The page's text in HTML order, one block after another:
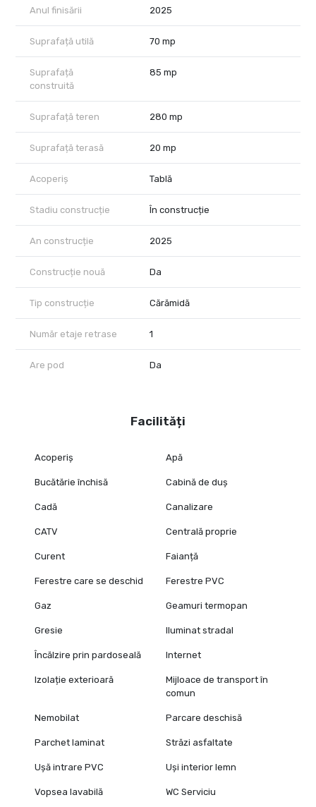
Anul finisării 2025
Suprafață utilă 70 mp
Suprafață
construită
85 mp
Suprafață teren 280 mp
Suprafață terasă 20 mp
Acoperiș Tablă
Stadiu construcție În construcție
An construcție 2025
Construcție nouă Da
Tip construcție Cărămidă
Număr etaje retrase 1
Are pod Da
Facilități
Acoperiș Apă
Bucătărie închisă Cabină de duș
Cadă Canalizare
CATV Centrală proprie
Curent Faianță
Ferestre care se deschid Ferestre PVC
Gaz Geamuri termopan
Gresie Iluminat stradal
Încălzire prin pardoseală Internet
Izolație exterioară
Mijloace de transport în
comun
Nemobilat Parcare deschisă
Parchet laminat Străzi asfaltate
Ușă intrare PVC Uși interior lemn
Vopsea lavabilă WC Serviciu